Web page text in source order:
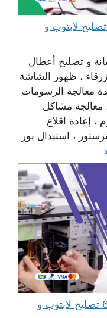
مهندس كمبيوتر الزور 65511033 تصليح لابتوب و
و تصليح أعطال
، ظهور الشاشة
معالجة الرسومات
معالجة مشاكل
، إعادة اقلاع
، استبدال بور
مهندس كمبيوتر صبحان 65511033 تصليح لابتوب و